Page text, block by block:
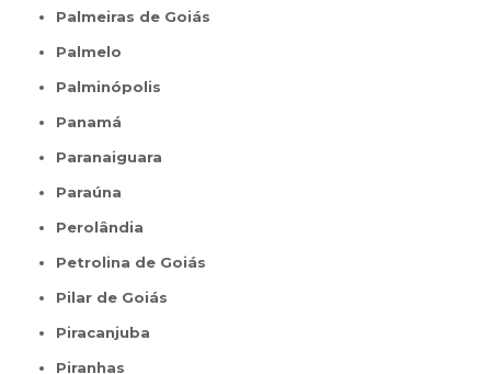
Palmeiras de Goiás
Palmelo
Palminópolis
Panamá
Paranaiguara
Paraúna
Perolândia
Petrolina de Goiás
Pilar de Goiás
Piracanjuba
Piranhas